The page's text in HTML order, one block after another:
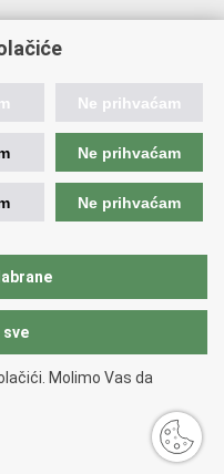
Tuđman
i infrastrukture Republike
Ne prihvaćam
Ne prihvaćam
Ne prihvaćam
sve
Molimo Vas da